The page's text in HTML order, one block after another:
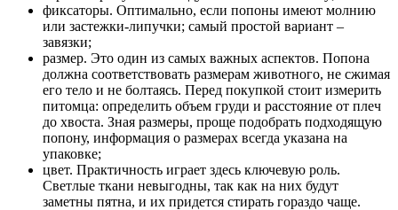
фиксаторы. Оптимально, если попоны имеют молнию
или застежки-липучки; самый простой вариант –
завязки;
размер. Это один из самых важных аспектов. Попона
должна соответствовать размерам животного, не сжимая
его тело и не болтаясь. Перед покупкой стоит измерить
питомца: определить объем груди и расстояние от плеч
до хвоста. Зная размеры, проще подобрать подходящую
попону, информация о размерах всегда указана на
упаковке;
цвет. Практичность играет здесь ключевую роль.
Светлые ткани невыгодны, так как на них будут
заметны пятна, и их придется стирать гораздо чаще.